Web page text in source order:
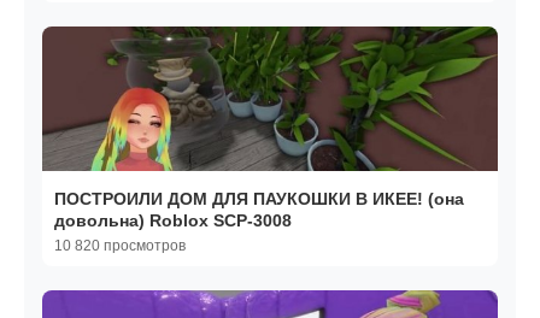
ПОСТРОИЛИ ДОМ ДЛЯ ПАУКОШКИ В ИКЕЕ! (она
довольна) Roblox SCP-3008
10 820 просмотров